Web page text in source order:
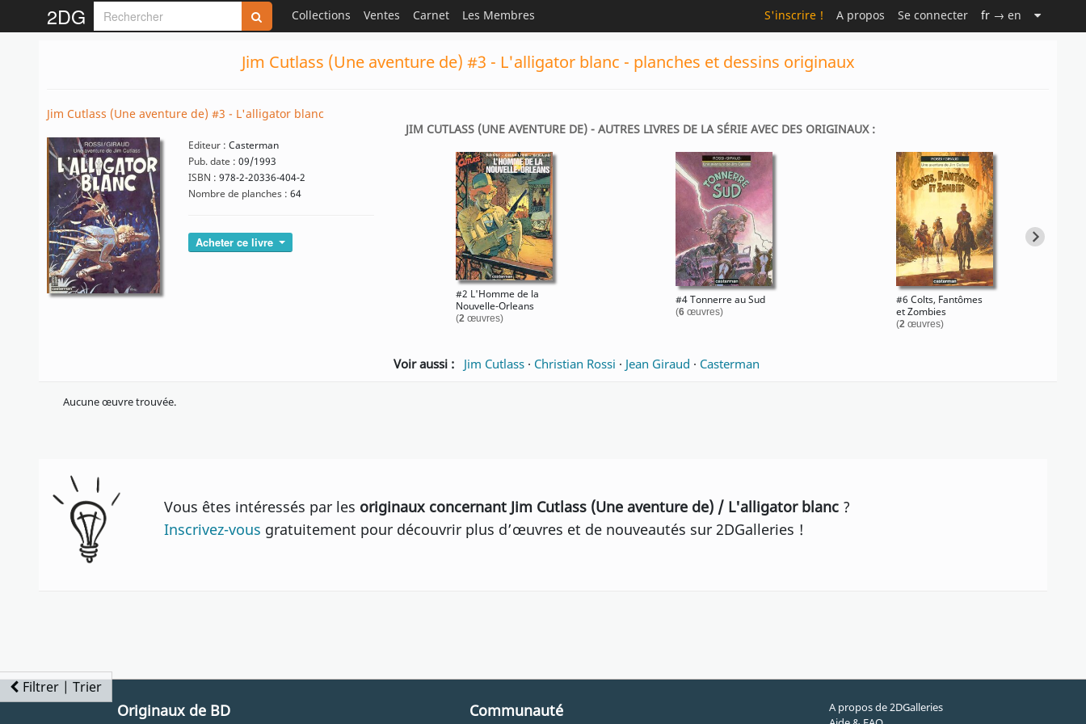
2DG Collections Ventes Carnet Les Membres S'inscrire ! A propos Se connecter fr → en
Jim Cutlass (Une aventure de) #3 - L'alligator blanc - planches et dessins originaux
Jim Cutlass (Une aventure de) #3 - L'alligator blanc
Editeur : Casterman
Pub. date : 09/1993
ISBN : 978-2-20336-404-2
Nombre de planches : 64
Acheter ce livre
JIM CUTLASS (UNE AVENTURE DE) - AUTRES LIVRES DE LA SÉRIE AVEC DES ORIGINAUX :
#2 L'Homme de la
Nouvelle-Orleans
(2œuvres)
#4 Tonnerre au Sud
(6 œuvres)
#6 Colts, Fantômes
et Zombies
(2œuvres)
Voir aussi : Jim Cutlass · Christian Rossi · Jean Giraud · Casterman
Filtrer | Trier
Aucune œuvre trouvée.
Vous êtes intéressés par les originaux concernant Jim Cutlass (Une aventure de) / L'alligator blanc ?
Inscrivez-vous gratuitement pour découvrir plus d’œuvres et de nouveautés sur 2DGalleries !
Originaux de BD Communauté
A propos de 2DGalleries